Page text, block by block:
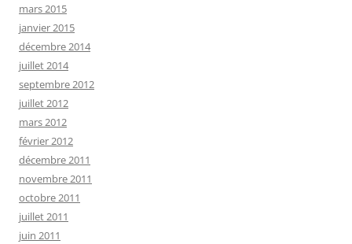
mars 2015
janvier 2015
décembre 2014
juillet 2014
septembre 2012
juillet 2012
mars 2012
février 2012
décembre 2011
novembre 2011
octobre 2011
juillet 2011
juin 2011